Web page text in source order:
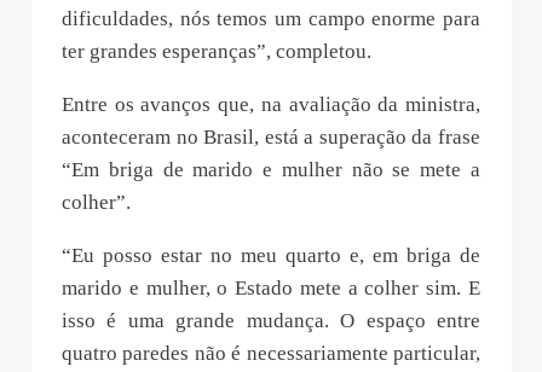
dificuldades, nós temos um campo enorme para
ter grandes esperanças”, completou.
Entre os avanços que, na avaliação da ministra,
aconteceram no Brasil, está a superação da frase
“Em briga de marido e mulher não se mete a
colher”.
“Eu posso estar no meu quarto e, em briga de
marido e mulher, o Estado mete a colher sim. E
isso é uma grande mudança. O espaço entre
quatro paredes não é necessariamente particular,